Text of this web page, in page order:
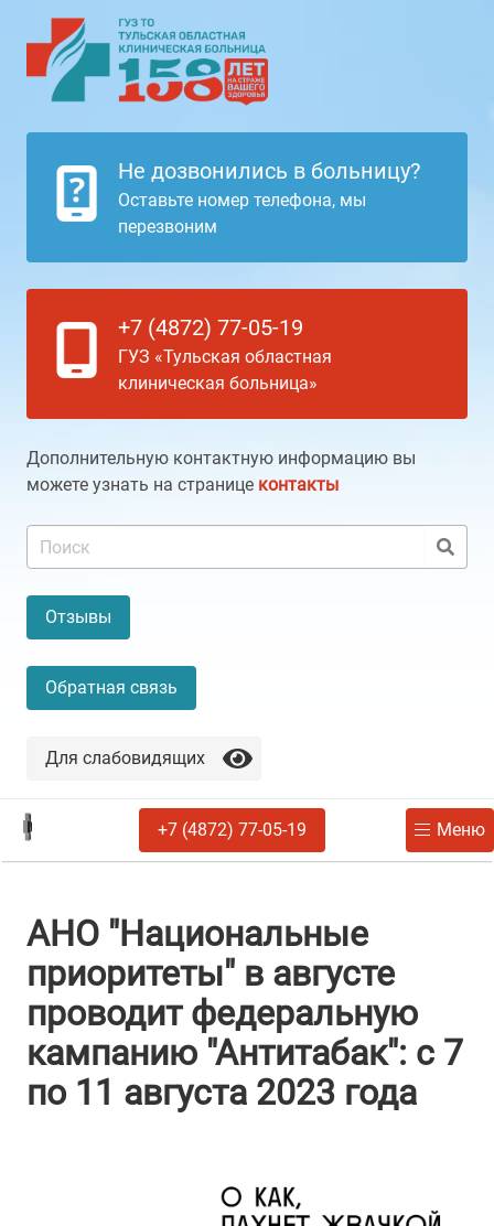
Не дозвонились в больницу?
Оставьте номер телефона, мы
перезвоним
+7 (4872) 77-05-19
ГУЗ «Тульская областная
клиническая больница»
Дополнительную контактную информацию вы
можете узнать на странице контакты
Отзывы
Обратная связь
Для слабовидящих
+7 (4872) 77-05-19 Меню
АНО "Национальные
приоритеты" в августе​
проводит федеральную
кампанию "Антитабак": с 7
по 11 августа 2023 года